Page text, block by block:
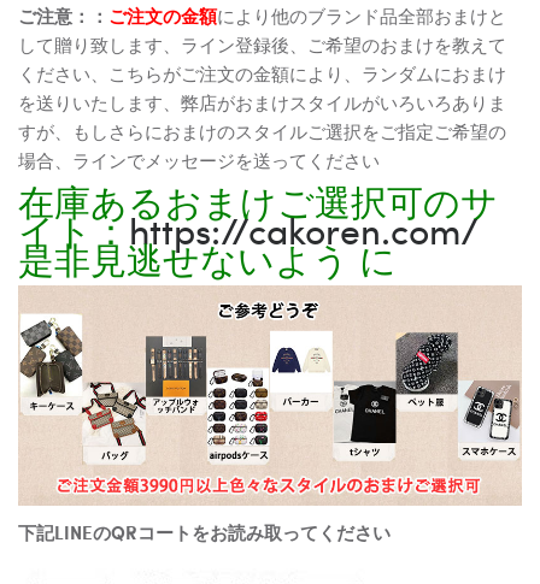
ご注意：： ご注文の金額により他のブランド品全部おまけと
して贈り致します、ライン登録後、ご希望のおまけを教えて
ください、こちらがご注文の金額により、ランダムにおまけ
を送りいたします、弊店がおまけスタイルがいろいろありま
すが、もしさらにおまけのスタイルご選択をご指定ご希望の
場合、ラインでメッセージを送ってください
在庫あるおまけご選択可のサ
イト：https://cakoren.com/
是非見逃せないよう に
下記LINEのQRコートをお読み取ってください